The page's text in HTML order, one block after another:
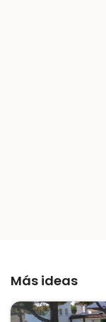
Más ideas